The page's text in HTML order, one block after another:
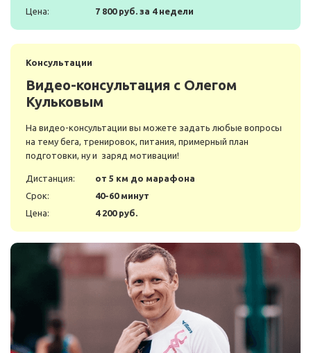
Цена:
7 800 руб. за 4 недели
Консультации
Видео-консультация с Олегом
Кульковым
На видео-консультации вы можете задать любые вопросы
на тему бега, тренировок, питания, примерный план
подготовки, ну и заряд мотивации!
Дистанция:
от 5 км до марафона
Срок:
40-60 минут
Цена:
4 200 руб.